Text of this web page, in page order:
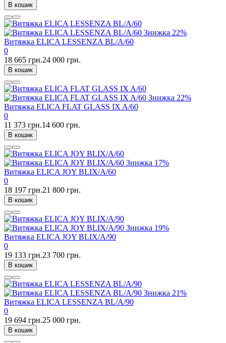
В кошик
Знижка 22%
Витяжка ELICA LESSENZA BL/A/60
0
18 665 грн.24 000 грн.
В кошик
Знижка 22%
Витяжка ELICA FLAT GLASS IX A/60
0
11 373 грн.14 600 грн.
В кошик
Знижка 17%
Витяжка ELICA JOY BLIX/A/60
0
18 197 грн.21 800 грн.
В кошик
Знижка 19%
Витяжка ELICA JOY BLIX/A/90
0
19 133 грн.23 700 грн.
В кошик
Знижка 21%
Витяжка ELICA LESSENZA BL/A/90
0
19 694 грн.25 000 грн.
В кошик